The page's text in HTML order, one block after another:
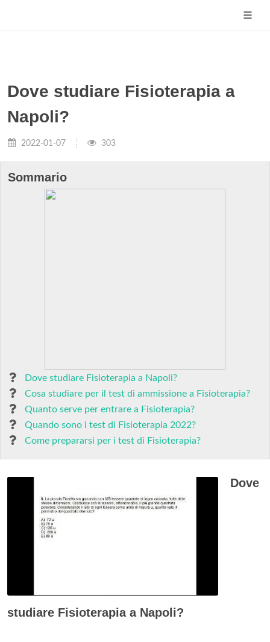
Dove studiare Fisioterapia a
Napoli?
2022-01-07 303
Sommario
Dove studiare Fisioterapia a Napoli?
Cosa studiare per il test di ammissione a Fisioterapia?
Quanto serve per entrare a Fisioterapia?
Quando sono i test di Fisioterapia 2022?
Come prepararsi per i test di Fisioterapia?
Dove
studiare Fisioterapia a Napoli?